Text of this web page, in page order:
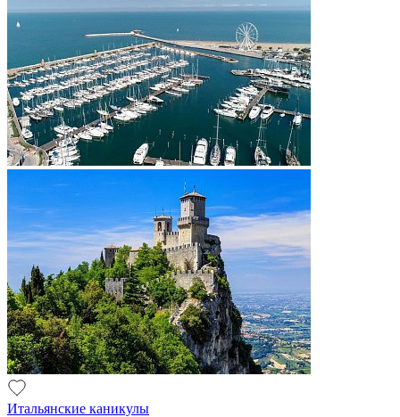
Итальянские каникулы